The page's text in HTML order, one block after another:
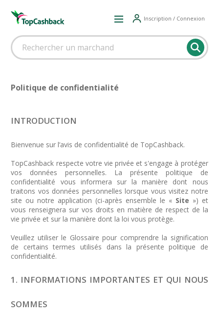
Inscription / Connexion
Politique de confidentialité
INTRODUCTION
Bienvenue sur l’avis de confidentialité de TopCashback.
TopCashback respecte votre vie privée et s'engage à protéger
vos données personnelles. La présente politique de
confidentialité vous informera sur la manière dont nous
traitons vos données personnelles lorsque vous visitez notre
site ou notre application (ci-après ensemble le « Site ») et
vous renseignera sur vos droits en matière de respect de la
vie privée et sur la manière dont la loi vous protège.
Veuillez utiliser le Glossaire pour comprendre la signification
de certains termes utilisés dans la présente politique de
confidentialité.
1. INFORMATIONS IMPORTANTES ET QUI NOUS
SOMMES